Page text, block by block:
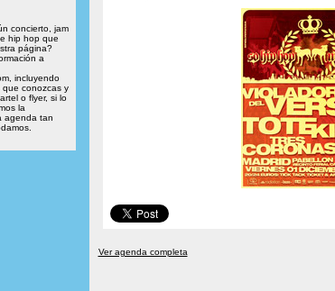
concierto, jam
hip hop que
página?
a
incluyendo
conozcas y
o flyer, si lo
la
agenda tan
Ver agenda completa